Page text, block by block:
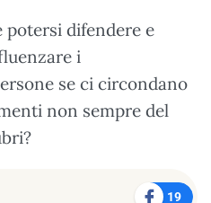
potersi difendere e
i
se ci circondano
non sempre del
19